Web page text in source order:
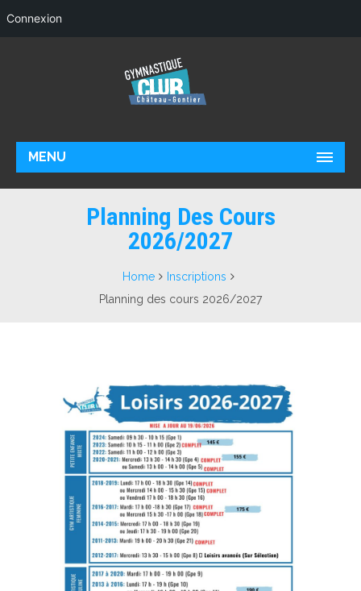
MENU
Planning Des Cours
2026/2027
Home
Inscriptions
Planning des cours 2026/2027
Connexion